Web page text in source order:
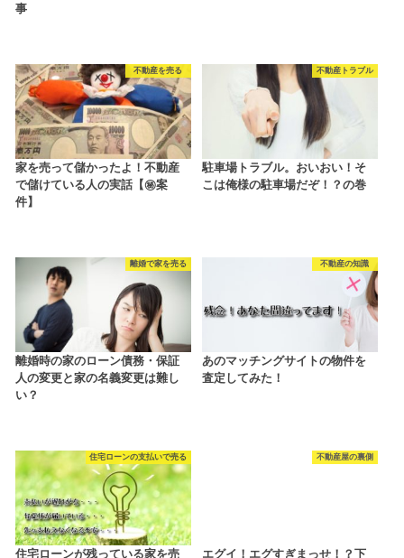
事
不動産を売る
家を売って儲かったよ！不動産
で儲けている人の実話【㊙案
件】
不動産トラブル
駐車場トラブル。おいおい！そ
こは俺様の駐車場だぞ！？の巻
離婚で家を売る
離婚時の家のローン債務・保証
人の変更と家の名義変更は難し
い？
不動産の知識
あのマッチングサイトの物件を
査定してみた！
住宅ローンの支払いで売る
住宅ローンが残っている家を売
不動産屋の裏側
エグイ！エグすぎまっせ！？下